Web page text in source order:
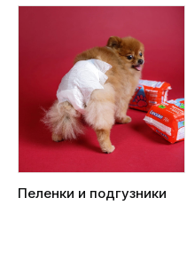
Пеленки и подгузники